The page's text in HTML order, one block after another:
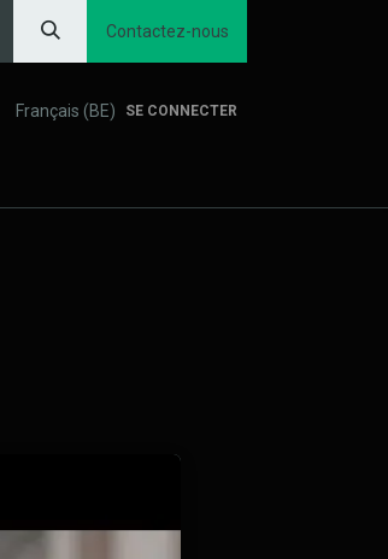
Contactez-nous
Français (BE) SE CONNECTER